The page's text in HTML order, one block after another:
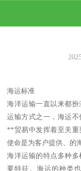
海运标准
海洋运输一直以来都
运输方式之一，海运
**贸易中发挥着至关
使命是为客户提供、的
海洋运输的特点多种
要特征。海运的种类